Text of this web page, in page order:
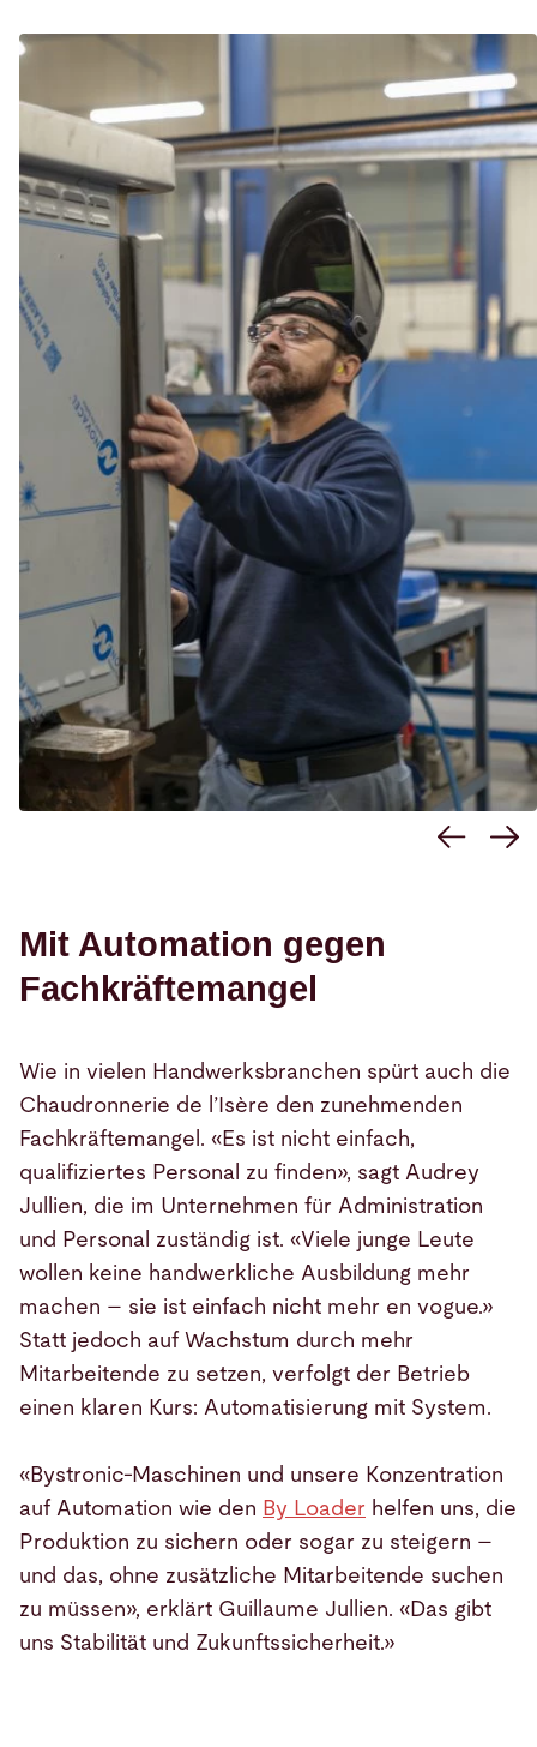
Mit Automation gegen
Fachkräftemangel
Wie in vielen Handwerksbranchen spürt auch die
Chaudronnerie de l’Isère den zunehmenden
Fachkräftemangel. «Es ist nicht einfach,
qualifiziertes Personal zu finden», sagt Audrey
Jullien, die im Unternehmen für Administration
und Personal zuständig ist. «Viele junge Leute
wollen keine handwerkliche Ausbildung mehr
machen – sie ist einfach nicht mehr en vogue.»
Statt jedoch auf Wachstum durch mehr
Mitarbeitende zu setzen, verfolgt der Betrieb
einen klaren Kurs: Automatisierung mit System.
«Bystronic-Maschinen und unsere Konzentration
auf Automation wie den By Loader helfen uns, die
Produktion zu sichern oder sogar zu steigern –
und das, ohne zusätzliche Mitarbeitende suchen
zu müssen», erklärt Guillaume Jullien. «Das gibt
uns Stabilität und Zukunftssicherheit.»